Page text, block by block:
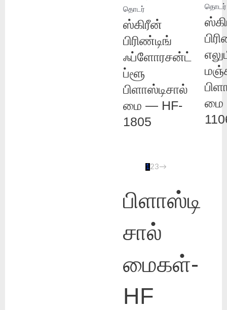
பிளாஸ்டி
சால்
மைகள்-
HF
தொடர்
ஸ்கிரீன்
பிரிண்டிங்
ஃப்ளோரசன்ட்
ப்ளூ
பிளாஸ்டிசால்
மை — HF-
1805
தொடர்
மை
1 23→